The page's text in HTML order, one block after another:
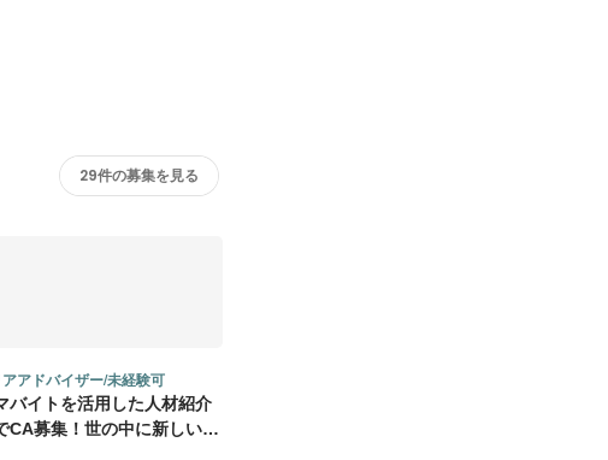
29件の募集を見る
アドバイザー/未経験可
バイトを活用した人材紹介
CA募集！世の中に新しいサ